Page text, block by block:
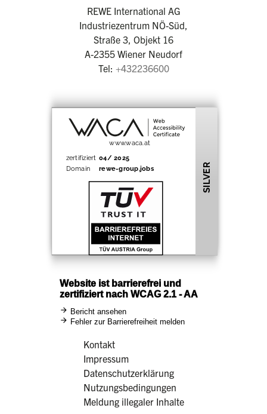
REWE International AG
Industriezentrum NÖ-Süd,
Straße 3, Objekt 16
A-2355 Wiener Neudorf
Tel: +432236600
Kontakt
Impressum
Datenschutzerklärung
Nutzungsbedingungen
Meldung illegaler Inhalte